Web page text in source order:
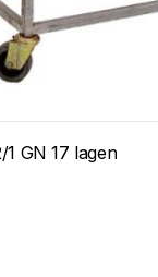
1 GN 17 lagen